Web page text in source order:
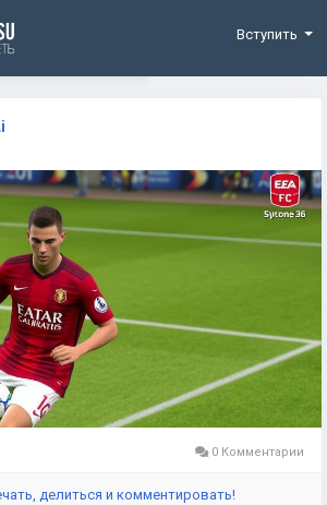
Вступить
0 Комментарии
делиться и комментировать!